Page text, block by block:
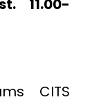
11.00-
CITS